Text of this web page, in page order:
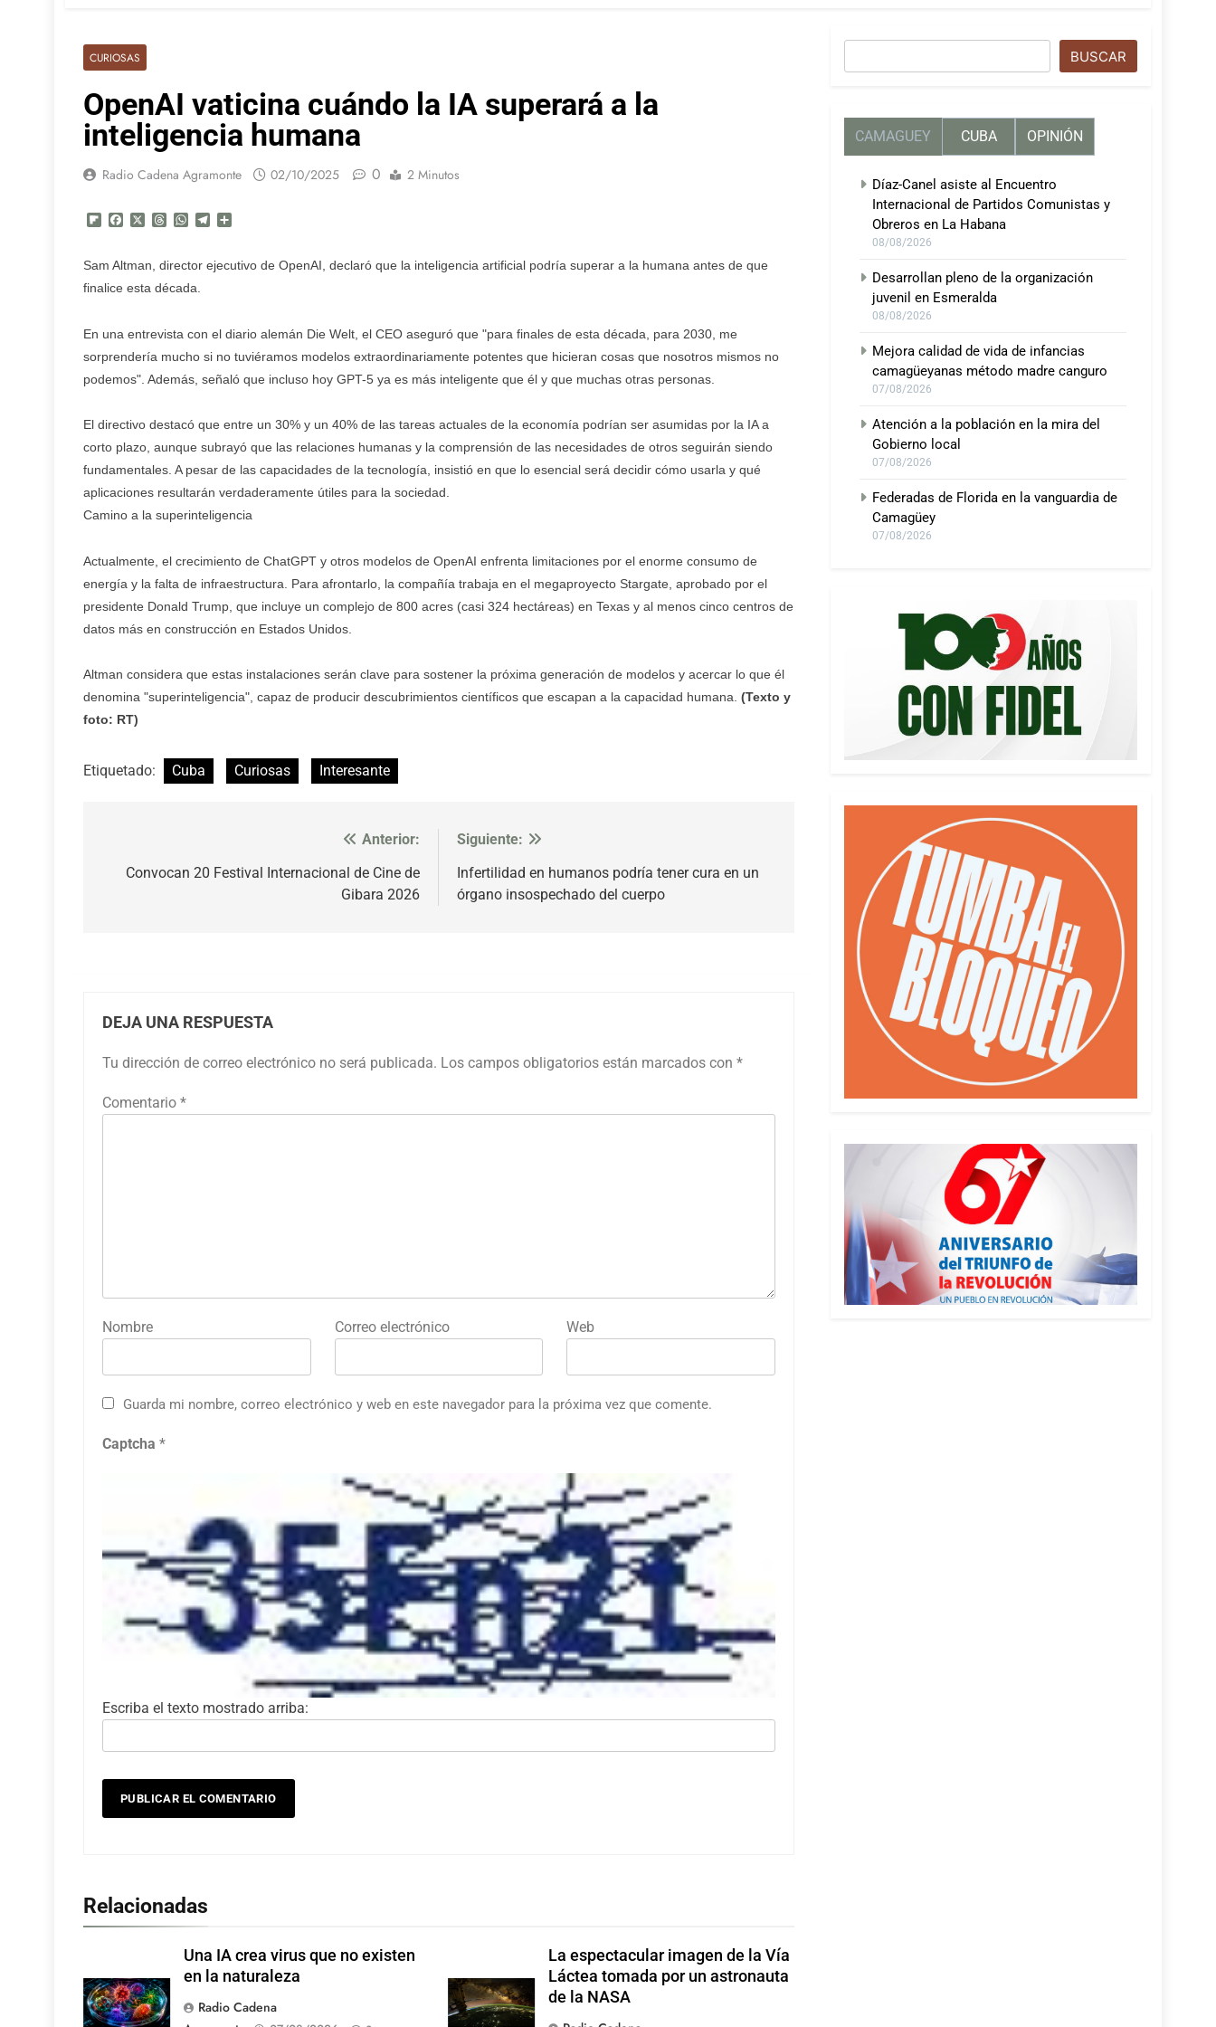
CURIOSAS
OpenAI vaticina cuándo la IA superará a la
inteligencia humana
Radio Cadena Agramonte 02/10/2025 0 2 Minutos
Flipboard
FacebookThreadsWhatsApp
Telegram
Sam Altman, director ejecutivo de OpenAI, declaró que la inteligencia artificial podría superar a la humana antes de que
finalice esta década.
En una entrevista con el diario alemán Die Welt, el CEO aseguró que "para finales de esta década, para 2030, me
sorprendería mucho si no tuviéramos modelos extraordinariamente potentes que hicieran cosas que nosotros mismos no
podemos". Además, señaló que incluso hoy GPT-5 ya es más inteligente que él y que muchas otras personas.
El directivo destacó que entre un 30% y un 40% de las tareas actuales de la economía podrían ser asumidas por la IA a
corto plazo, aunque subrayó que las relaciones humanas y la comprensión de las necesidades de otros seguirán siendo
fundamentales. A pesar de las capacidades de la tecnología, insistió en que lo esencial será decidir cómo usarla y qué
aplicaciones resultarán verdaderamente útiles para la sociedad.
Camino a la superinteligencia
Actualmente, el crecimiento de ChatGPT y otros modelos de OpenAI enfrenta limitaciones por el enorme consumo de
energía y la falta de infraestructura. Para afrontarlo, la compañía trabaja en el megaproyecto Stargate, aprobado por el
presidente Donald Trump, que incluye un complejo de 800 acres (casi 324 hectáreas) en Texas y al menos cinco centros de
datos más en construcción en Estados Unidos.
Altman considera que estas instalaciones serán clave para sostener la próxima generación de modelos y acercar lo que él
denomina "superinteligencia", capaz de producir descubrimientos científicos que escapan a la capacidad humana. (Texto y
foto: RT)
Etiquetado: Cuba Curiosas Interesante
Anterior:
Convocan 20 Festival Internacional de Cine de
Gibara 2026
Siguiente:
Infertilidad en humanos podría tener cura en un
órgano insospechado del cuerpo
DEJA UNA RESPUESTA
Tu dirección de correo electrónico no será publicada. Los campos obligatorios están marcados con *
Comentario *
Nombre Correo electrónico Web
Guarda mi nombre, correo electrónico y web en este navegador para la próxima vez que comente.
Captcha *
Escriba el texto mostrado arriba:
Relacionadas
Una IA crea virus que no existen
en la naturaleza
Radio Cadena
La espectacular imagen de la Vía
Láctea tomada por un astronauta
de la NASA
BUSCAR
CAMAGUEY CUBA OPINIÓN
Díaz-Canel asiste al Encuentro
Internacional de Partidos Comunistas y
Obreros en La Habana
08/08/2026
Desarrollan pleno de la organización
juvenil en Esmeralda
08/08/2026
Mejora calidad de vida de infancias
camagüeyanas método madre canguro
07/08/2026
Atención a la población en la mira del
Gobierno local
07/08/2026
Federadas de Florida en la vanguardia de
Camagüey
07/08/2026